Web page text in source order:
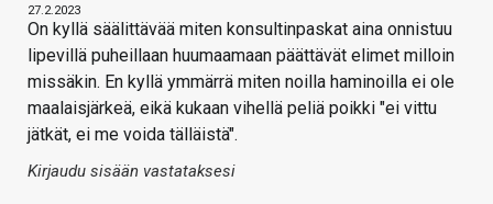
27.2.2023
On kyllä säälittävää miten konsultinpaskat aina onnistuu
lipevillä puheillaan huumaamaan päättävät elimet milloin
missäkin. En kyllä ymmärrä miten noilla haminoilla ei ole
maalaisjärkeä, eikä kukaan vihellä peliä poikki "ei vittu
jätkät, ei me voida tälläistä".
Kirjaudu sisään vastataksesi